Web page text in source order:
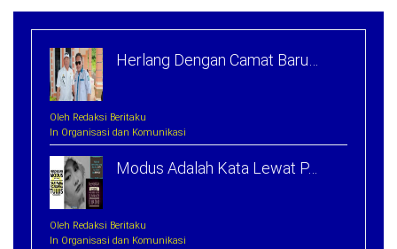
Herlang Dengan Camat Baru…
Oleh Redaksi Beritaku
In Organisasi dan Komunikasi
Modus Adalah Kata Lewat P…
Oleh Redaksi Beritaku
In Organisasi dan Komunikasi